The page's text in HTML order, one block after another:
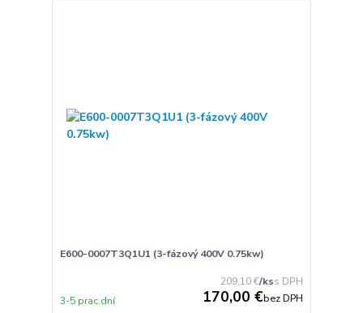
E600-0007T3Q1U1 (3-fázový 400V 0.75kw)
209,10 €/ks
170,00 €bez DPH
3-5 prac.dní